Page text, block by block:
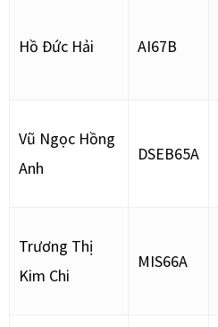
Hồ Đức Hải AI67B
Vũ Ngọc Hồng
Anh
DSEB65A
Trương Thị
Kim Chi
MIS66A